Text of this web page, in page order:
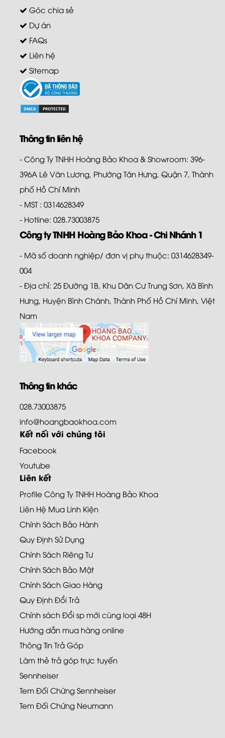
Góc chia sẻ
Dự án
FAQs
Liên hệ
Sitemap
Thông tin liên hệ
- Công Ty TNHH Hoàng Bảo Khoa & Showroom: 396-
396A Lê Văn Lương, Phường Tân Hưng, Quận 7, Thành
phố Hồ Chí Minh
- MST : 0314628349
- Hotline: 028.73003875
Công ty TNHH Hoàng Bảo Khoa - Chi Nhánh 1
- Mã số doanh nghiệp/ đơn vị phụ thuộc: 0314628349-
004
- Địa chỉ: 25 Đường 1B, Khu Dân Cư Trung Sơn, Xã Bình
Hưng, Huyện Bình Chánh, Thành Phố Hồ Chí Minh, Việt
Nam
Thông tin khác
028.73003875
info@hoangbaokhoa.com
Kết nối với chúng tôi
Facebook
Youtube
Liên kết
Profile Công Ty TNHH Hoàng Bảo Khoa
Liên Hệ Mua Linh Kiện
Chính Sách Bảo Hành
Quy Định Sử Dụng
Chính Sách Riêng Tư
Chính Sách Bảo Mật
Chính Sách Giao Hàng
Quy Định Đổi Trả
Chính sách Đổi sp mới cùng loại 48H
Hướng dẫn mua hàng online
Thông Tin Trả Góp
Làm thẻ trả góp trực tuyến
Sennheiser
Tem Đối Chứng Sennheiser
Tem Đối Chứng Neumann